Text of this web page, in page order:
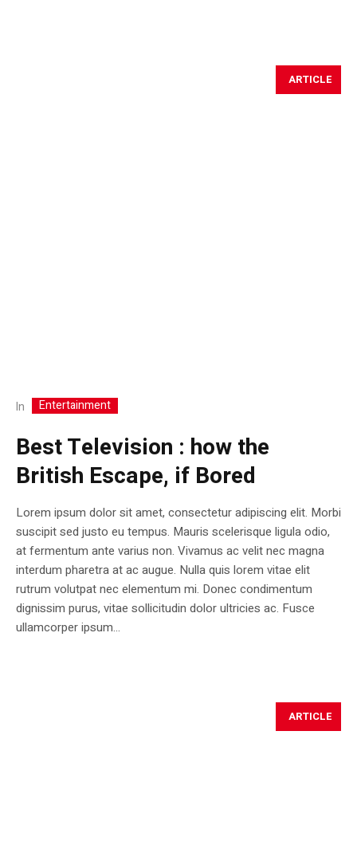
ARTICLE
In Entertainment
Best Television : how the
British Escape, if Bored
Lorem ipsum dolor sit amet, consectetur adipiscing elit. Morbi
suscipit sed justo eu tempus. Mauris scelerisque ligula odio,
at fermentum ante varius non. Vivamus ac velit nec magna
interdum pharetra at ac augue. Nulla quis lorem vitae elit
rutrum volutpat nec elementum mi. Donec condimentum
dignissim purus, vitae sollicitudin dolor ultricies ac. Fusce
ullamcorper ipsum...
ARTICLE